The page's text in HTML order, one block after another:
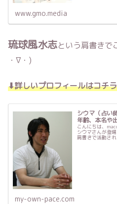
www.gmo.media
琉球風水志という肩書きで
・∇・)
⬇︎詳しいプロフィールはコチ
シウマ（占い
年齢、本名や
こんにちは、
シウマさんが登
肩書きで活動さ
my-own-pace.com